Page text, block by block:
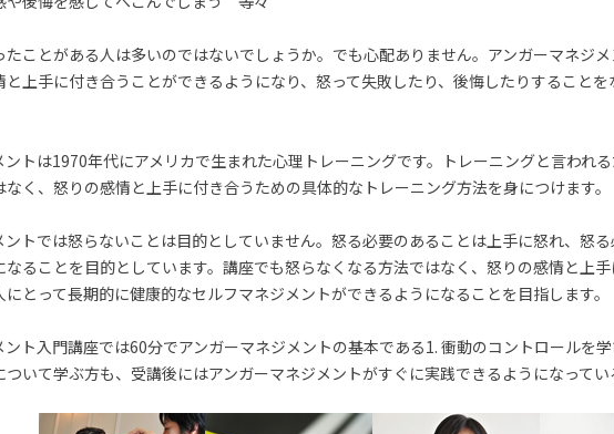
たことがある人は多いのではないでしょうか。でも心配ありません。アンガーマネジ
と上手に付き合うことができるようになり、怒って失敗したり、後悔したりすること
ントは1970年代にアメリカで生まれた心理トレーニングです。トレーニングと言われ
く、怒りの感情と上手に付き合うための具体的なトレーニング方法を身につけます。
ントでは怒らないことは目的としていません。怒る必要のあることは上手に怒れ、怒
なることを目的としています。講座でも怒らなくなる方法ではなく、怒りの感情と上
とって長期的に健康的なセルフマネジメントができるようになることを目指します。
ント入門講座では60分でアンガーマネジメントの基本である1. 衝動のコントロールを
いて学ぶ方も、受講後にはアンガーマネジメントがすぐに実践できるようになってい